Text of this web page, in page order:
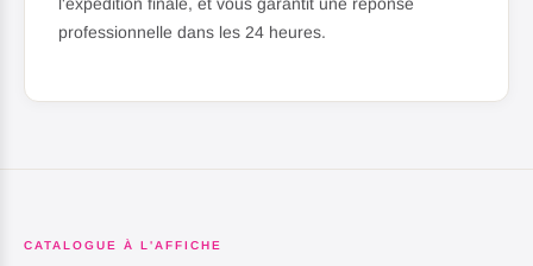
professionnelle dans les 24 heures.
CATALOGUE À L'AFFICHE